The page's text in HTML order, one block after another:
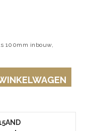
100mm inbouw,